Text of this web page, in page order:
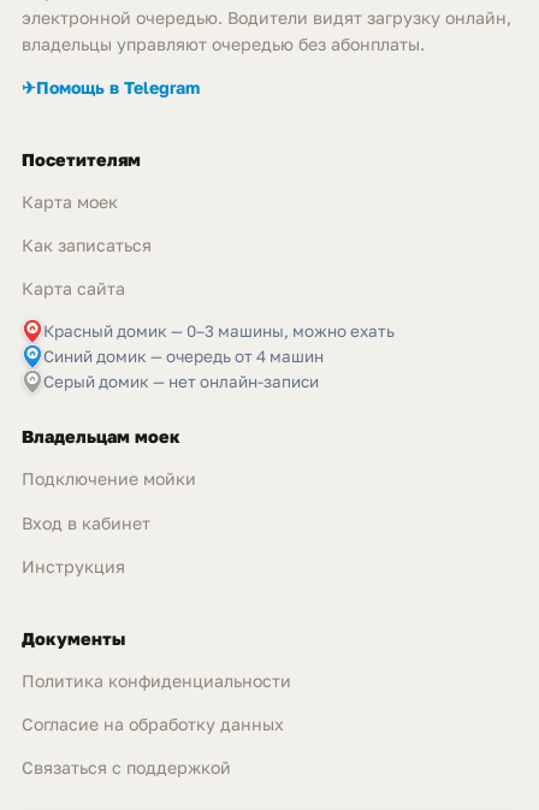
электронной очередью. Водители видят загрузку онлайн,
владельцы управляют очередью без абонплаты.
✈Помощь в Telegram
Посетителям
Карта моек
Как записаться
Карта сайта
Красный домик — 0–3 машины, можно ехать
Синий домик — очередь от 4 машин
Серый домик — нет онлайн-записи
Владельцам моек
Подключение мойки
Вход в кабинет
Инструкция
Документы
Политика конфиденциальности
Согласие на обработку данных
Связаться с поддержкой